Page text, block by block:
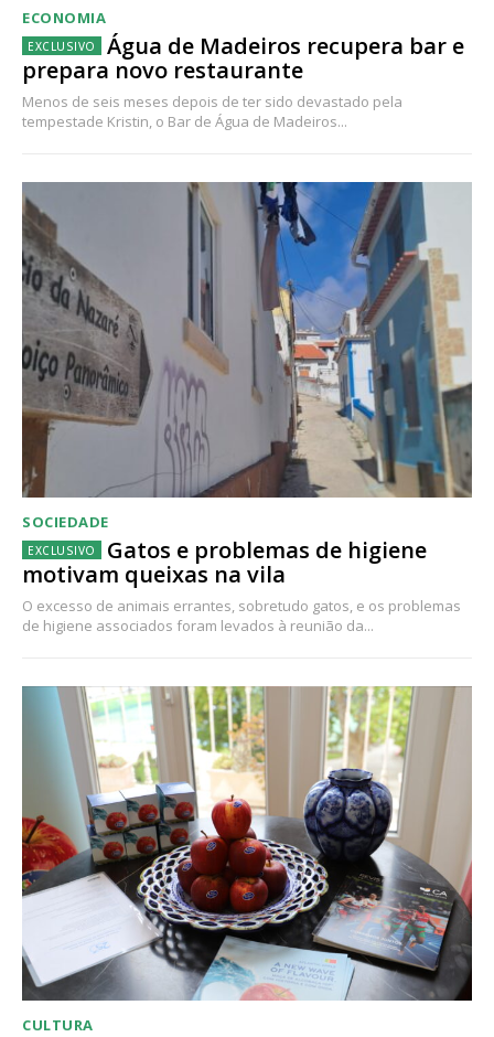
ECONOMIA
Água de Madeiros recupera bar e
prepara novo restaurante
Menos de seis meses depois de ter sido devastado pela
tempestade Kristin, o Bar de Água de Madeiros...
SOCIEDADE
Gatos e problemas de higiene
motivam queixas na vila
O excesso de animais errantes, sobretudo gatos, e os problemas
de higiene associados foram levados à reunião da...
CULTURA